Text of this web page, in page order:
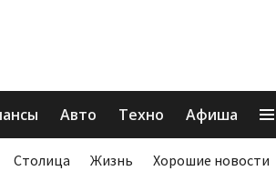
Авто Техно Афиша
Столица Жизнь Хорошие новости